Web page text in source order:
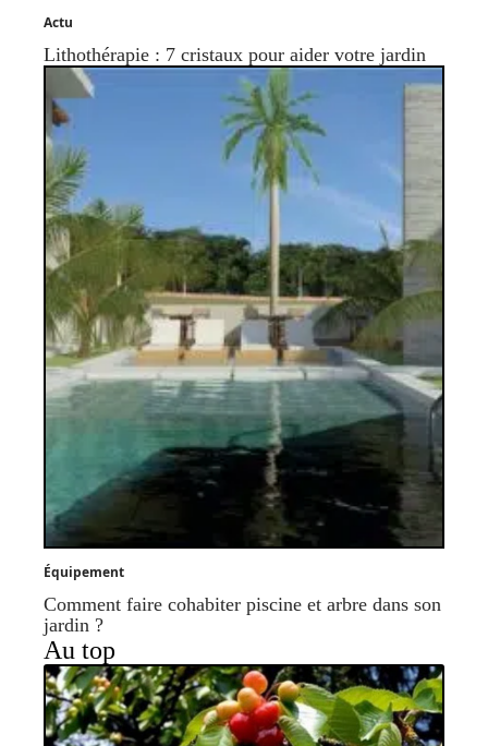
Actu
Lithothérapie : 7 cristaux pour aider votre jardin
Équipement
Comment faire cohabiter piscine et arbre dans son
jardin ?
Au top